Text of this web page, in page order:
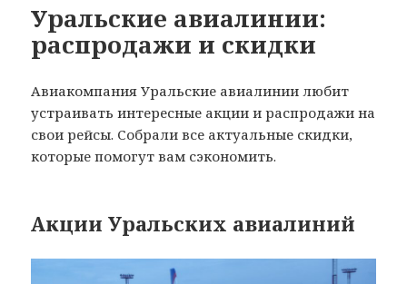
Уральские авиалинии:
распродажи и скидки
Авиакомпания Уральские авиалинии любит
устраивать интересные акции и распродажи на
свои рейсы. Собрали все актуальные скидки,
которые помогут вам сэкономить.
Акции Уральских авиалиний